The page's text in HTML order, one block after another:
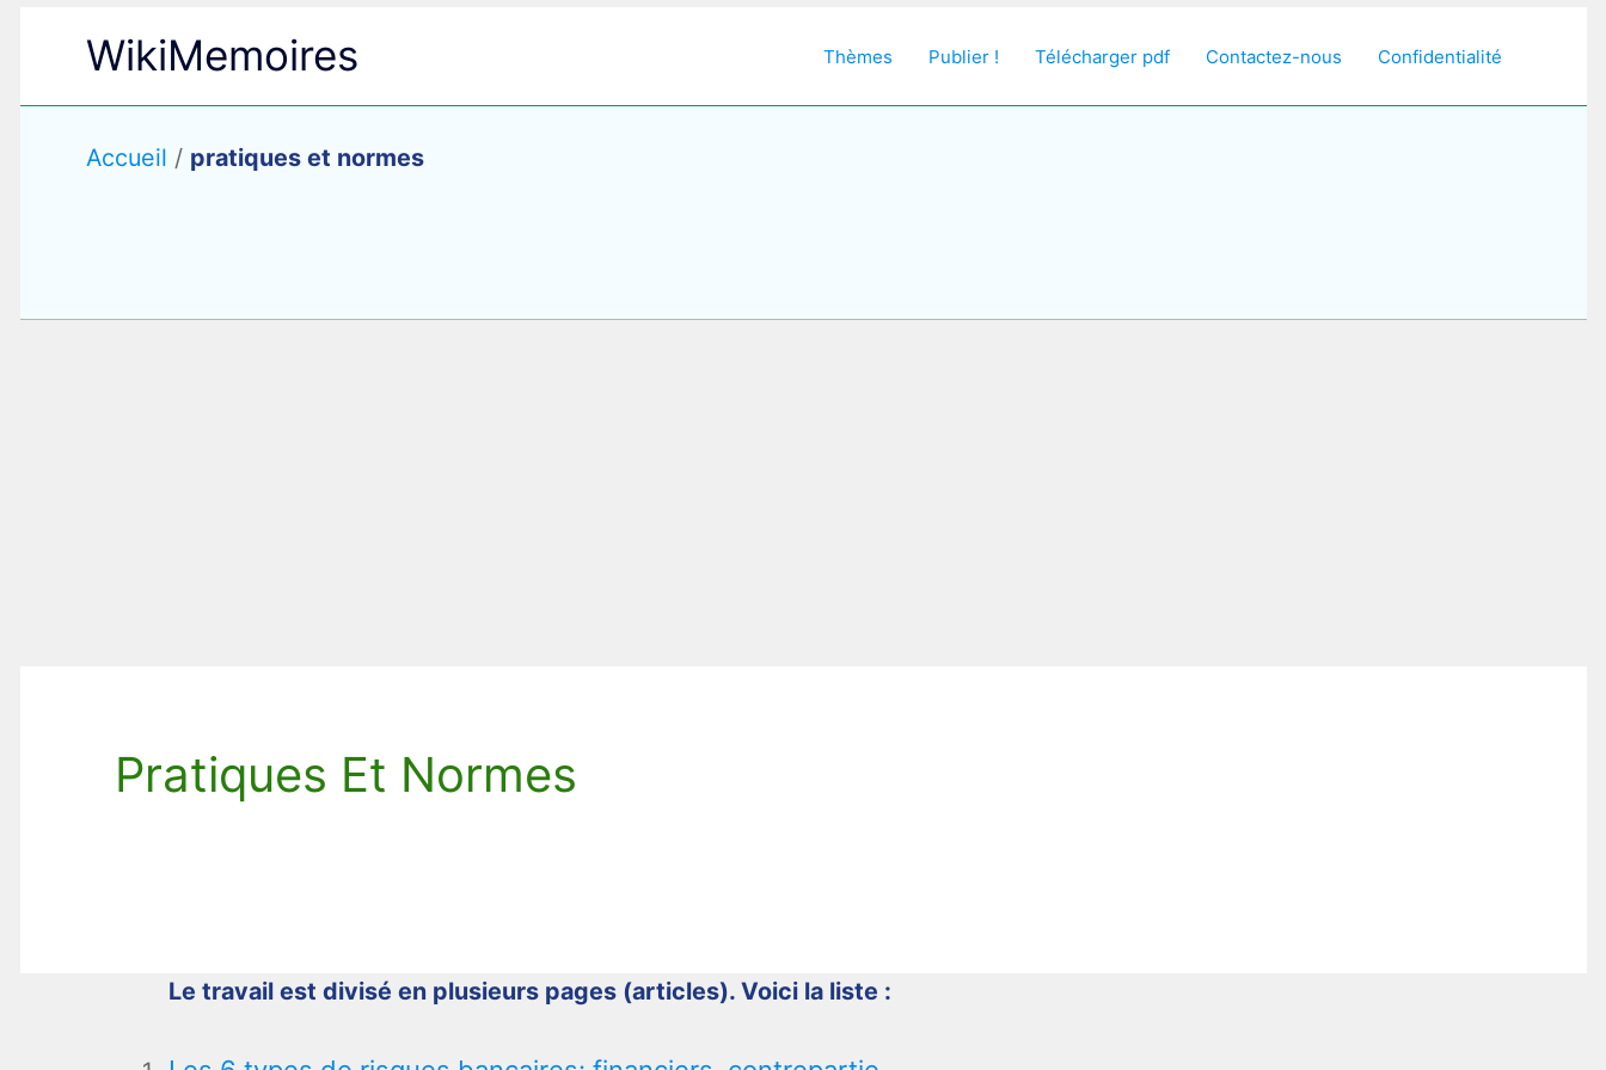
WikiMemoires Thèmes Publier ! Télécharger pdf Contactez-nous Confidentialité
Accueil / pratiques et normes
Pratiques Et Normes
Le travail est divisé en plusieurs pages (articles). Voici la liste :